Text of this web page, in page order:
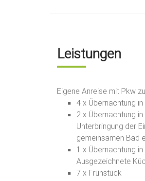
Leistungen
Eigene Anreise mit Pkw
4 x Übernachtung
2 x Übernachtung
Unterbringung der
gemeinsamen Bad
1 x Übernachtung
Ausgezeichnete
7 x Frühstück